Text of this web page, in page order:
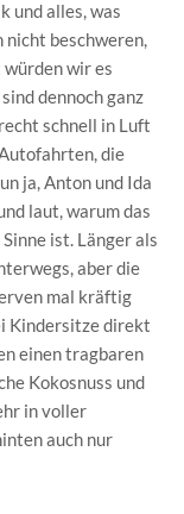
und alles, was
nicht beschweren,
würden wir es
dennoch ganz
schnell in Luft
die
ja, Anton und Ida
laut, warum das
ist. Länger als
aber die
mal kräftig
Kindersitze direkt
einen tragbaren
Kokosnuss und
in voller
auch nur